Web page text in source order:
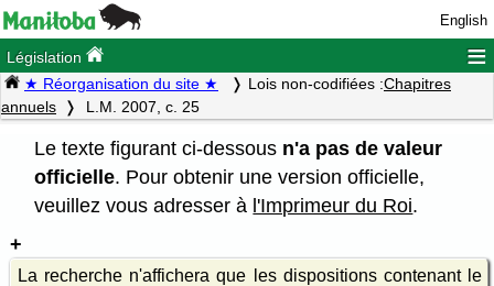
English
Législation ≡
★ Réorganisation du site ★ Lois non-codifiées :Chapitres
annuels
L.M. 2007, c. 25
Le texte figurant ci-dessous n'a pas de valeur
officielle. Pour obtenir une version officielle,
veuillez vous adresser à l'Imprimeur du Roi.
La recherche n'affichera que les dispositions contenant le